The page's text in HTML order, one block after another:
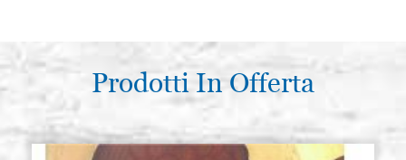
Prodotti In Offerta